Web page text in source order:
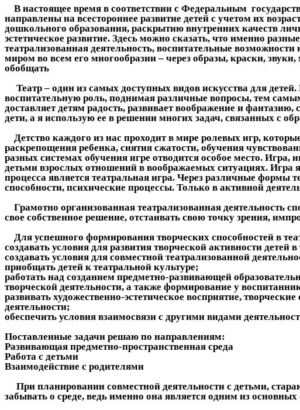
В настоящее время в соответствии с Федеральным
направлены на всестороннее развитие детей с учетом их
дошкольного образования, раскрытию внутренних качеств
эстетическое развитие. Здесь можно сказать, что именно
театрализованная деятельность, воспитательные
миром во всем его многообразии – через образы, краски,
обобщать
Театр – один из самых доступных видов искусства для
воспитательную роль, поднимая различные вопросы, тем
доставляет детям радость, развивает воображение и
дети, а я использую ее в решении многих задач, связанных с
Детство каждого из нас проходит в мире ролевых игр,
раскрепощения ребенка, снятия сжатости, обучения
разных системах обучения игре отводится особое место.
детьми взрослых отношений в воображаемых ситуациях. Игра
процесса является театральная игра. Через различные формы
способности, психические процессы. Только в активной
Грамотно организованная театрализованная деятельность
свое собственное решение, отстаивать свою точку зрения,
Для успешного формирования творческих способностей в
создавать условия для развития творческой активности детей
создавать условия для совместной театрализованной
приобщать детей к театральной культуре;
работать над созданием предметно-развивающей
творческой деятельности, а также формирование у
развивать художественно-эстетическое восприятие,
деятельности;
обеспечить условия взаимосвязи с другими видами
Поставленные задачи решаю по направлениям:
Развивающая предметно-пространственная среда
Работа с детьми
Взаимодействие с родителями
При планировании совместной деятельности с детьми,
забывать о среде, ведь именно она является одним из